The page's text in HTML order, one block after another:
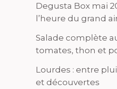
Degusta Box mai
l’heure du grand
Salade complète
tomates, thon et
Lourdes : entre
et découvertes